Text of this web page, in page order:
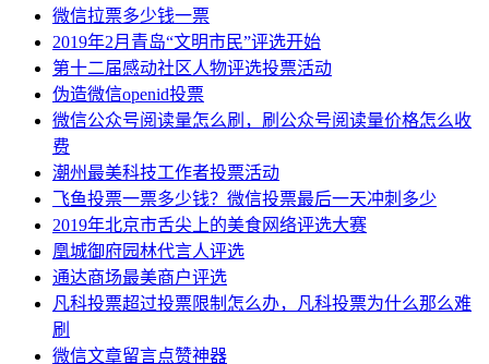
微信拉票多少钱一票
2019年2月青岛“文明市民”评选开始
第十二届感动社区人物评选投票活动
伪造微信openid投票
微信公众号阅读量怎么刷，刷公众号阅读量价格怎么收
费
潮州最美科技工作者投票活动
飞鱼投票一票多少钱？微信投票最后一天冲刺多少
2019年北京市舌尖上的美食网络评选大赛
凰城御府园林代言人评选
通达商场最美商户评选
凡科投票超过投票限制怎么办，凡科投票为什么那么难
刷
微信文章留言点赞神器